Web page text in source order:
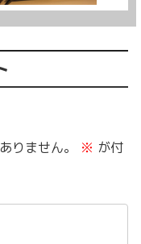
りません。 ※ が付